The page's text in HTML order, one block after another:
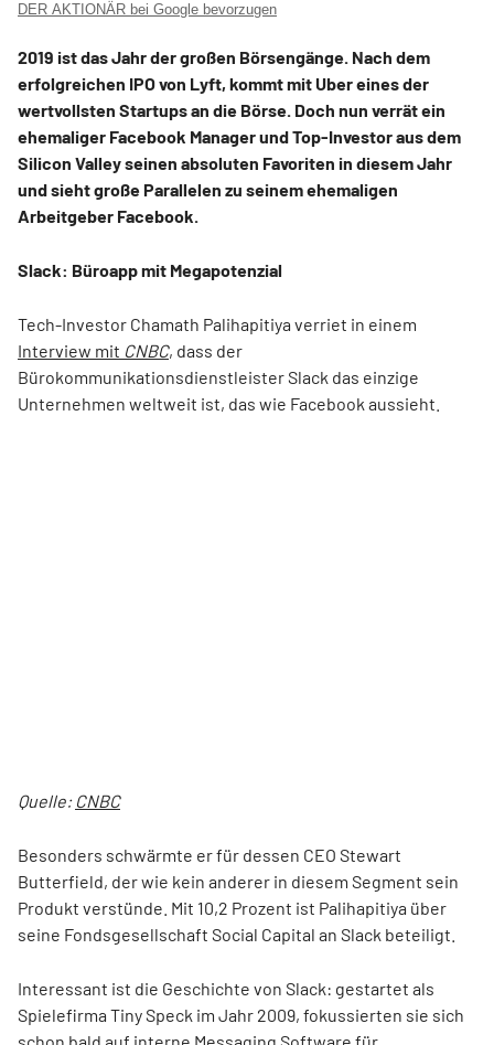
DER AKTIONÄR bei Google bevorzugen
2019 ist das Jahr der großen Börsengänge. Nach dem
erfolgreichen IPO von Lyft, kommt mit Uber eines der
wertvollsten Startups an die Börse. Doch nun verrät ein
ehemaliger Facebook Manager und Top-Investor aus dem
Silicon Valley seinen absoluten Favoriten in diesem Jahr
und sieht große Parallelen zu seinem ehemaligen
Arbeitgeber Facebook.
Slack: Büroapp mit Megapotenzial
Tech-Investor Chamath Palihapitiya verriet in einem
Interview mit CNBC, dass der
Bürokommunikationsdienstleister Slack das einzige
Unternehmen weltweit ist, das wie Facebook aussieht.
Quelle: CNBC
Besonders schwärmte er für dessen CEO Stewart
Butterfield, der wie kein anderer in diesem Segment sein
Produkt verstünde. Mit 10,2 Prozent ist Palihapitiya über
seine Fondsgesellschaft Social Capital an Slack beteiligt.
Interessant ist die Geschichte von Slack: gestartet als
Spielefirma Tiny Speck im Jahr 2009, fokussierten sie sich